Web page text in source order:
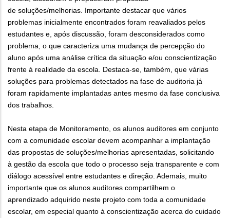
de soluções/melhorias. Importante destacar que vários
problemas inicialmente encontrados foram reavaliados pelos
estudantes e, após discussão, foram desconsiderados como
problema, o que caracteriza uma mudança de percepção do
aluno após uma análise crítica da situação e/ou conscientização
frente à realidade da escola. Destaca-se, também, que várias
soluções para problemas detectados na fase de auditoria já
foram rapidamente implantadas antes mesmo da fase conclusiva
dos trabalhos.
Nesta etapa de Monitoramento, os alunos auditores em conjunto
com a comunidade escolar devem acompanhar a implantação
das propostas de soluções/melhorias apresentadas, solicitando
à gestão da escola que todo o processo seja transparente e com
diálogo acessível entre estudantes e direção. Ademais, muito
importante que os alunos auditores compartilhem o
aprendizado adquirido neste projeto com toda a comunidade
escolar, em especial quanto à conscientização acerca do cuidado